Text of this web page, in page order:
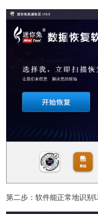
第二步：软件能正常地识别